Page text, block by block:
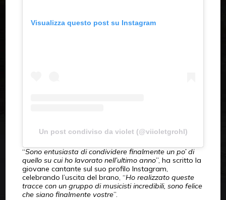
Visualizza questo post su Instagram
Un post condiviso da violet (@viioletgrohl)
“Sono entusiasta di condividere finalmente un po’ di
quello su cui ho lavorato nell’ultimo anno”, ha scritto la
giovane cantante sul suo profilo Instagram,
celebrando l’uscita del brano, “Ho realizzato queste
tracce con un gruppo di musicisti incredibili, sono felice
che siano finalmente vostre”.